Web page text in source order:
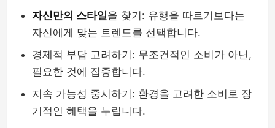
자신만의 스타일을 찾기: 유행을 따르기보다는
자신에게 맞는 트렌드를 선택합니다.
경제적 부담 고려하기: 무조건적인 소비가 아닌,
필요한 것에 집중합니다.
지속 가능성 중시하기: 환경을 고려한 소비로 장
기적인 혜택을 누립니다.